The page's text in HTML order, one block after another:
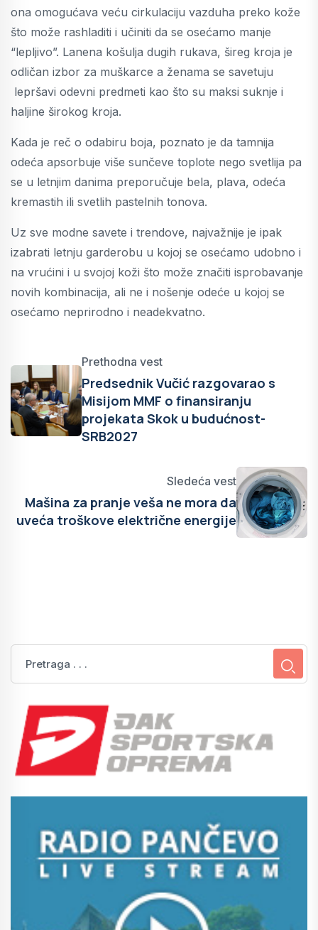
ona omogućava veću cirkulaciju vazduha preko kože
što može rashladiti i učiniti da se osećamo manje
“lepljivo”. Lanena košulja dugih rukava, šireg kroja je
odličan izbor za muškarce a ženama se savetuju
lepršavi odevni predmeti kao što su maksi suknje i
haljine širokog kroja.
Kada je reč o odabiru boja, poznato je da tamnija
odeća apsorbuje više sunčeve toplote nego svetlija pa
se u letnjim danima preporučuje bela, plava, odeća
kremastih ili svetlih pastelnih tonova.
Uz sve modne savete i trendove, najvažnije je ipak
izabrati letnju garderobu u kojoj se osećamo udobno i
na vrućini i u svojoj koži što može značiti isprobavanje
novih kombinacija, ali ne i nošenje odeće u kojoj se
osećamo neprirodno i neadekvatno.
Prethodna vest
Predsednik Vučić razgovarao s
Misijom MMF o finansiranju
projekata Skok u budućnost-
SRB2027
Sledeća vest
Mašina za pranje veša ne mora da
uveća troškove električne energije